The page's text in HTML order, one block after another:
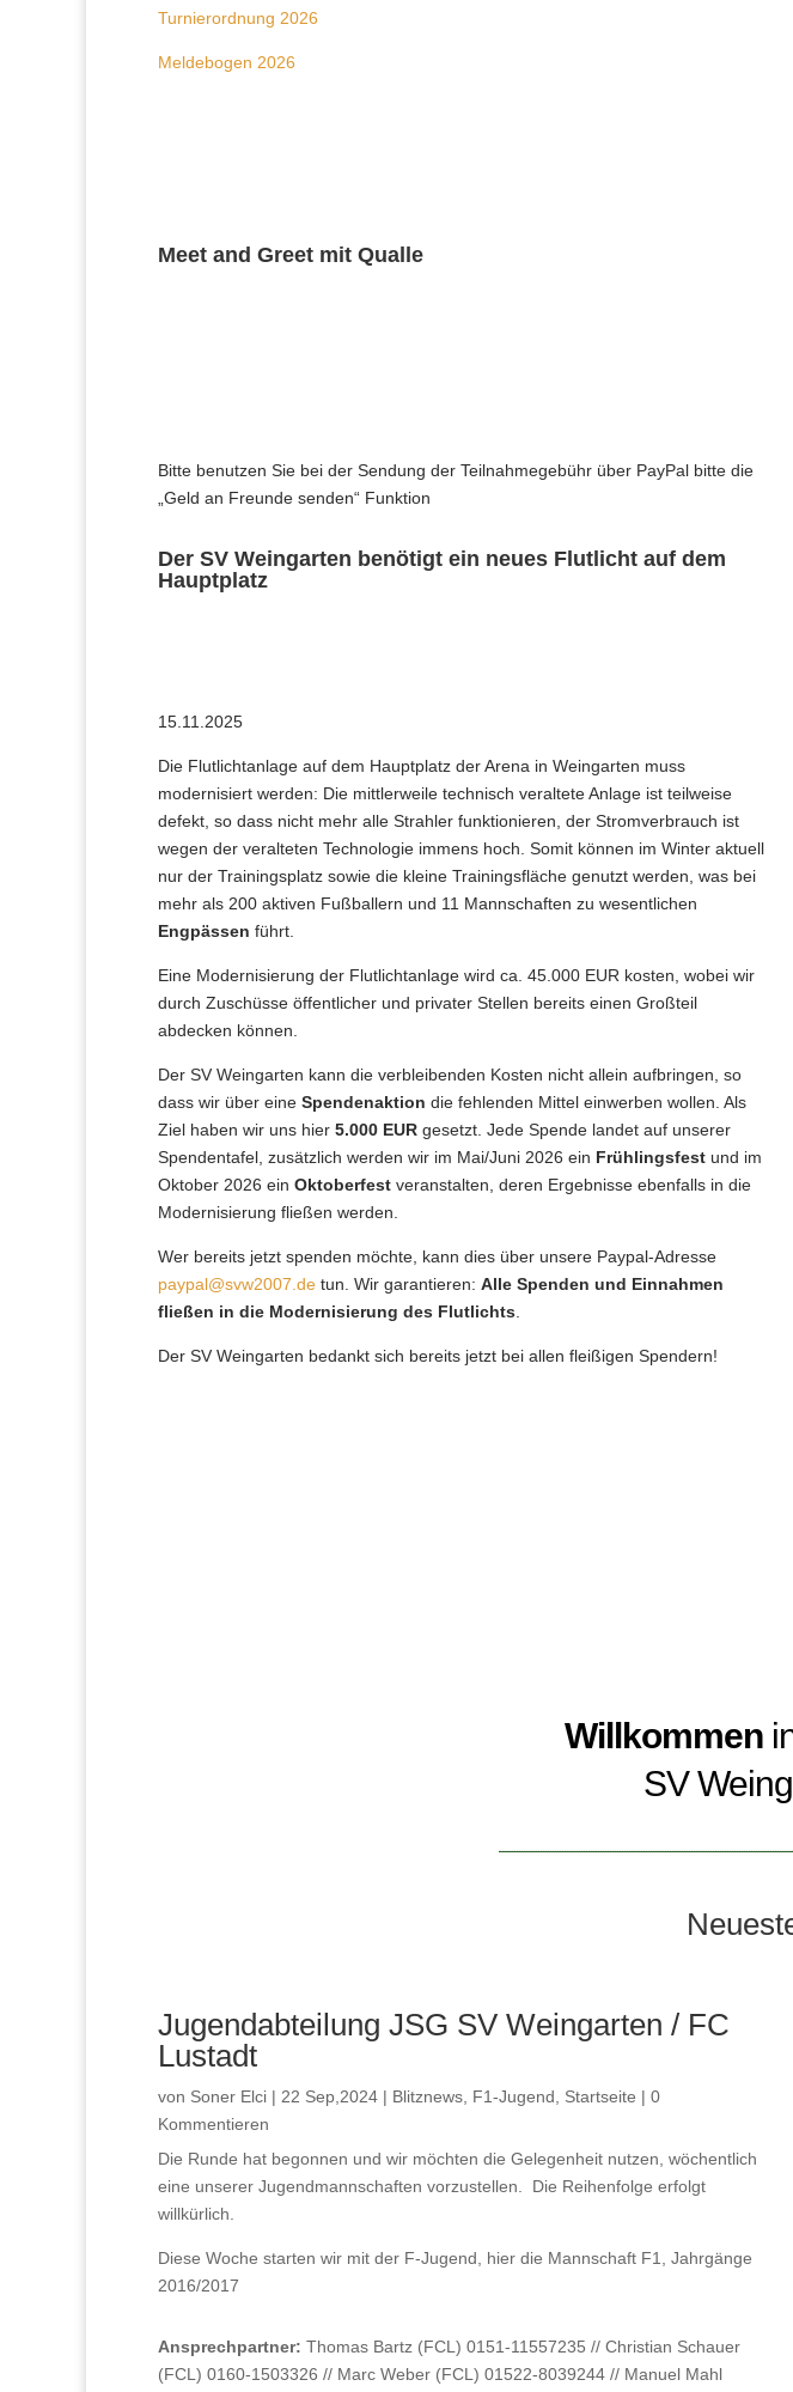
Turnierordnung 2026
Meldebogen 2026
Meet and Greet mit Qualle
Bitte benutzen Sie bei der Sendung der Teilnahmegebühr über PayPal bitte die
„Geld an Freunde senden“ Funktion
Der SV Weingarten benötigt ein neues Flutlicht auf dem
Hauptplatz
15.11.2025
Die Flutlichtanlage auf dem Hauptplatz der Arena in Weingarten muss
modernisiert werden: Die mittlerweile technisch veraltete Anlage ist teilweise
defekt, so dass nicht mehr alle Strahler funktionieren, der Stromverbrauch ist
wegen der veralteten Technologie immens hoch. Somit können im Winter aktuell
nur der Trainingsplatz sowie die kleine Trainingsfläche genutzt werden, was bei
mehr als 200 aktiven Fußballern und 11 Mannschaften zu wesentlichen
Engpässen führt.
Eine Modernisierung der Flutlichtanlage wird ca. 45.000 EUR kosten, wobei wir
durch Zuschüsse öffentlicher und privater Stellen bereits einen Großteil
abdecken können.
Der SV Weingarten kann die verbleibenden Kosten nicht allein aufbringen, so
dass wir über eine Spendenaktion die fehlenden Mittel einwerben wollen. Als
Ziel haben wir uns hier 5.000 EUR gesetzt. Jede Spende landet auf unserer
Spendentafel, zusätzlich werden wir im Mai/Juni 2026 ein Frühlingsfest und im
Oktober 2026 ein Oktoberfest veranstalten, deren Ergebnisse ebenfalls in die
Modernisierung fließen werden.
Wer bereits jetzt spenden möchte, kann dies über unsere Paypal-Adresse
paypal@svw2007.de tun. Wir garantieren: Alle Spenden und Einnahmen
fließen in die Modernisierung des Flutlichts
Der SV Weingarten bedankt sich bereits jetzt bei allen fleißigen Spendern!
Willkommen
SV
Jugendabteilung JSG SV Weingarten / FC
Lustadt
von Soner Elci | 22 Sep,2024 | Blitznews F1-Jugend Startseite | 0
Kommentieren
Die Runde hat begonnen und wir möchten die Gelegenheit nutzen, wöchentlich
eine unserer Jugendmannschaften vorzustellen. Die Reihenfolge erfolgt
willkürlich.
Diese Woche starten wir mit der F-Jugend, hier die Mannschaft F1, Jahrgänge
2016/2017
Ansprechpartner: Thomas Bartz (FCL) 0151-11557235 // Christian Schauer
(FCL) 0160-1503326 // Marc Weber (FCL) 01522-8039244 // Manuel Mahl